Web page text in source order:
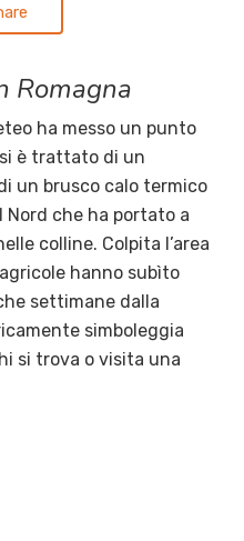
Romagna
ha messo un punto
è trattato di un
un brusco calo termico
che ha portato a
colline. Colpita l’area
hanno subìto
settimane dalla
simboleggia
si trova o visita una